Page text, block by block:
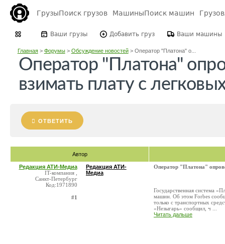
ГрузыПоиск грузов МашиныПоиск машин
Ваши грузы Добавить груз Ваши машины
Главная> Форумы> Обсуждение новостей> Оператор "Платона" о...
Оператор "Платона"
взимать плату с
ОТВЕТИТЬ
Автор
Редакция АТИ-Медиа
IT-компания ,
Санкт-Петербург
Код:1971890
#1
Редакция АТИ-
Медиа
Оператор "Платона"
Государственная система
машин. Об этом Forbes
только с транспортных
«Незыгарь» сообщил, ч ...
Читать дальше